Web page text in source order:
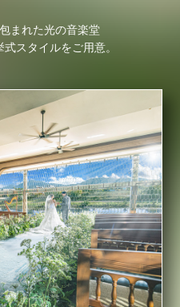
まれた光の音楽堂
スタイルをご用意。